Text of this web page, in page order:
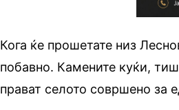
Кога ќе прошетате низ
побавно. Камените куќи,
прават селото совршено за